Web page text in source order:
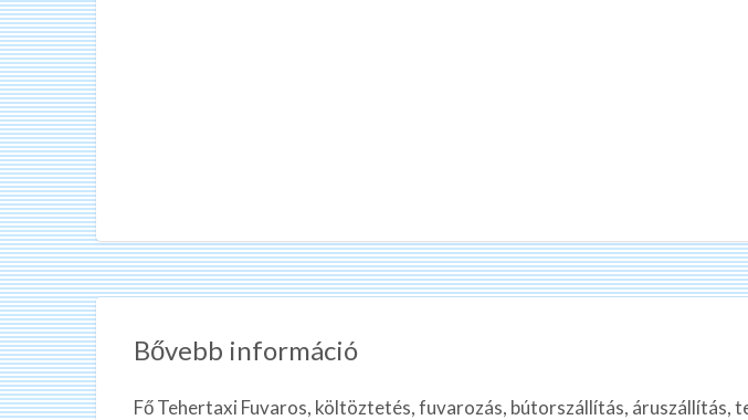
Bővebb információ
Fő Tehertaxi Fuvaros, költöztetés, fuvarozás, bútorszállítás, áruszállítás,